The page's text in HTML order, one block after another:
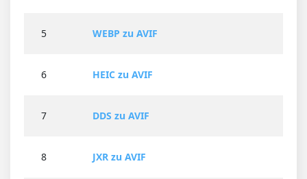
5 WEBP zu AVIF
6 HEIC zu AVIF
7 DDS zu AVIF
8 JXR zu AVIF